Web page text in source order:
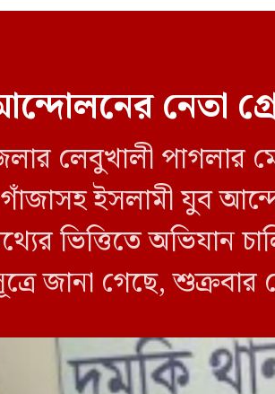
নেতা
লেবুখালী পাগলার
ইসলামী যুব
ভিত্তিতে অভিযান
জানা গেছে, শুক্রবার